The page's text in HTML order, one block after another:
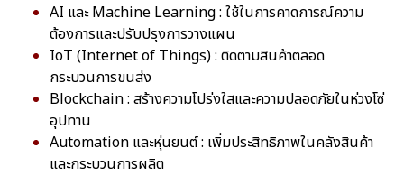
AI และ Machine Learning : ใช้ในการคาดการณ์ความ
ต้องการและปรับปรุงการวางแผน
IoT (Internet of Things) : ติดตามสินค้าตลอด
กระบวนการขนส่ง
Blockchain : สร้างความโปร่งใสและความปลอดภัยในห่วงโซ่
อุปทาน
Automation และหุ่นยนต์ : เพิ่มประสิทธิภาพในคลังสินค้า
และกระบวนการผลิต